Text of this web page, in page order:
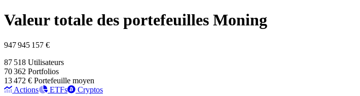
Valeur totale des portefeuilles Moning
947 945 157 €
87 518 Utilisateurs
70 362 Portfolios
13 472 € Portefeuille moyen
Actions
ETFs Cryptos